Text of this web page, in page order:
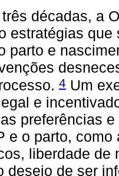
décadas, a
estratégias
parto e
4 Um
e
preferências
e o parto,
liberdade de
desejo de ser